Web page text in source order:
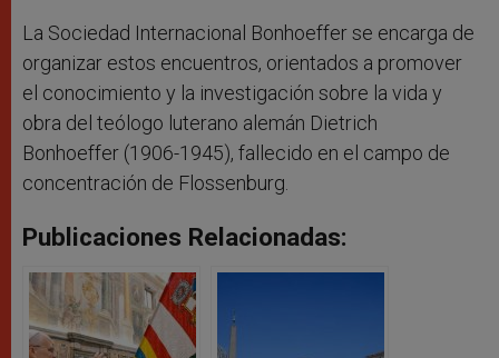
La Sociedad Internacional Bonhoeffer se encarga de
organizar estos encuentros, orientados a promover
el conocimiento y la investigación sobre la vida y
obra del teólogo luterano alemán Dietrich
Bonhoeffer (1906-1945), fallecido en el campo de
concentración de Flossenburg.
Publicaciones Relacionadas: